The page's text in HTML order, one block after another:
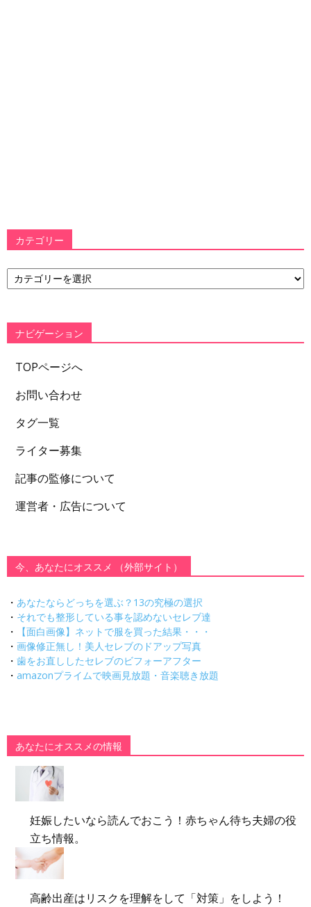
カテゴリー
カ
テ
ー
ナビゲーション
TOPページへ
お問い合わせ
タグ一覧
ライター募集
記事の監修について
運営者・広告について
今、あなたにオススメ （外部サイト）
・ あなたならどっちを選ぶ？13の究極の選択
・ それでも整形している事を認めないセレブ達
・
【面白画像】ネットで服を買った結果・・・
・ 画像修正無し！美人セレブのドアップ写真
・ 歯をお直ししたセレブのビフォーアフター
・ amazonプライムで映画見放題・音楽聴き放題
あなたにオススメの情報
妊娠したいなら読んでおこう！赤ちゃん待ち夫婦の役
立ち情報。
高齢出産はリスクを理解をして「対策」をしよう！